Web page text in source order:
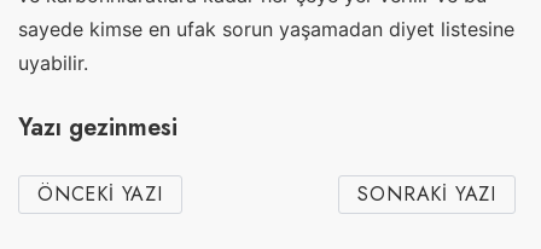
sayede kimse en ufak sorun yaşamadan diyet listesine
uyabilir.
Yazı gezinmesi
ÖNCEKI YAZI SONRAKI YAZI